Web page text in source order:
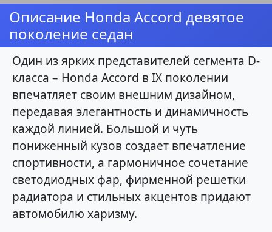
Описание Honda Accord девятое
поколение седан
Один из ярких представителей сегмента D-
класса – Honda Accord в IX поколении
впечатляет своим внешним дизайном,
передавая элегантность и динамичность
каждой линией. Большой и чуть
пониженный кузов создает впечатление
спортивности, а гармоничное сочетание
светодиодных фар, фирменной решетки
радиатора и стильных акцентов придают
автомобилю харизму.